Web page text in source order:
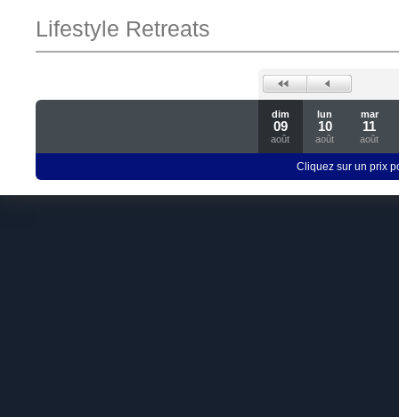
Lifestyle Retreats
dim
09
août
lun
10
août
mar
11
août
Cliquez sur un prix